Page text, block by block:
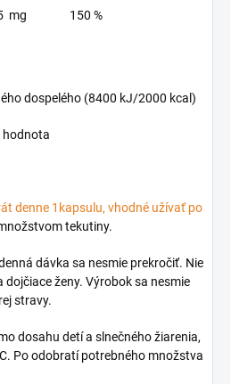
mg 150 %
dospelého (8400 kJ/2000 kcal)
hodnota
denne 1kapsulu, vhodné užívať po
tekutiny.
dávka sa nesmie prekročiť. Nie
ženy. Výrobok sa nesmie
stravy.
dosahu detí a slnečného žiarenia,
Po odobratí potrebného množstva